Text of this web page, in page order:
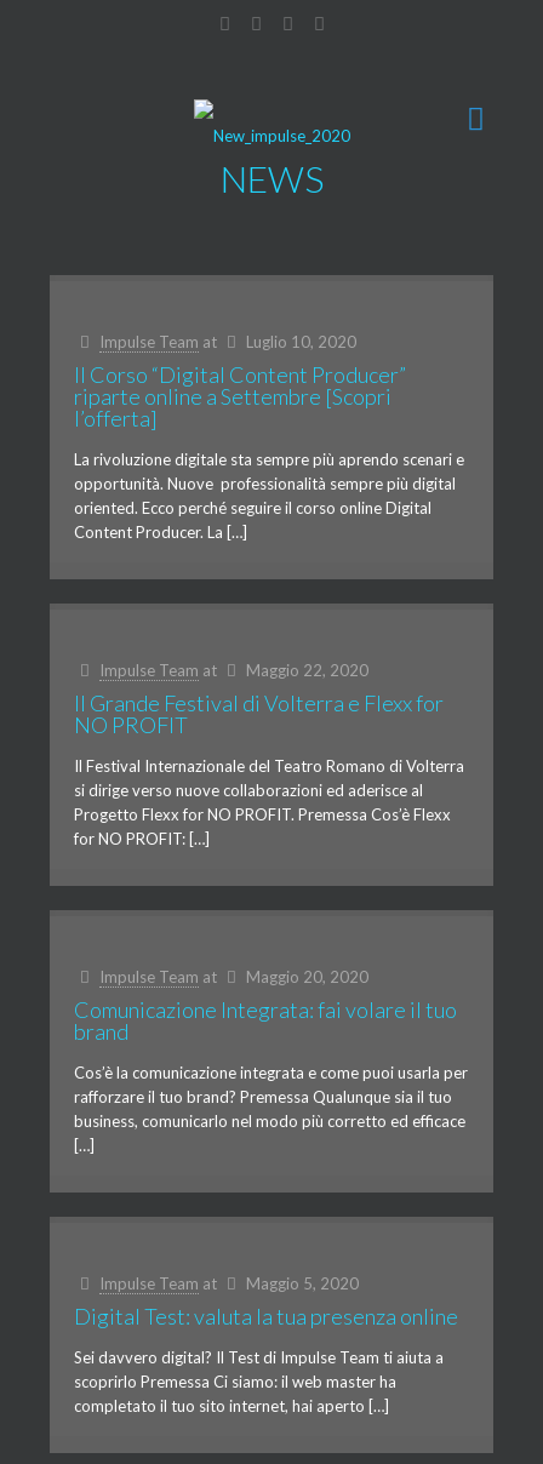
NEWS
Impulse Team at Luglio 10, 2020
Il Corso “Digital Content Producer”
riparte online a Settembre [Scopri
l’offerta]
La rivoluzione digitale sta sempre più aprendo scenari e
opportunità. Nuove professionalità sempre più digital
oriented. Ecco perché seguire il corso online Digital
Content Producer. La […]
Impulse Team at Maggio 22, 2020
Il Grande Festival di Volterra e Flexx for
NO PROFIT
Il Festival Internazionale del Teatro Romano di Volterra
si dirige verso nuove collaborazioni ed aderisce al
Progetto Flexx for NO PROFIT. Premessa Cos’è Flexx
for NO PROFIT: […]
Impulse Team at Maggio 20, 2020
Comunicazione Integrata: fai volare il tuo
brand
Cos’è la comunicazione integrata e come puoi usarla per
rafforzare il tuo brand? Premessa Qualunque sia il tuo
business, comunicarlo nel modo più corretto ed efficace
[…]
Impulse Team at Maggio 5, 2020
Digital Test: valuta la tua presenza online
Sei davvero digital? Il Test di Impulse Team ti aiuta a
scoprirlo Premessa Ci siamo: il web master ha
completato il tuo sito internet, hai aperto […]